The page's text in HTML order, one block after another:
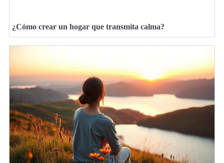
¿Cómo crear un hogar que transmita calma?